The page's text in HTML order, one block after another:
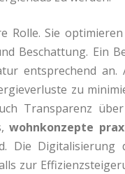
Rolle. Sie
Beschattung. Ein
entsprechend
zu
Transparenz
wohnkonzepte
Digitalisierung
zur